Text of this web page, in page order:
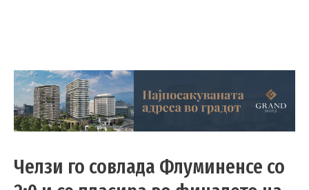
Челзи го совлада Флуминенсе со